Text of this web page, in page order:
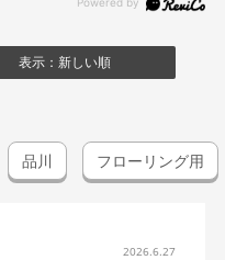
表示：新しい順
品川 フローリング用
2026.6.27